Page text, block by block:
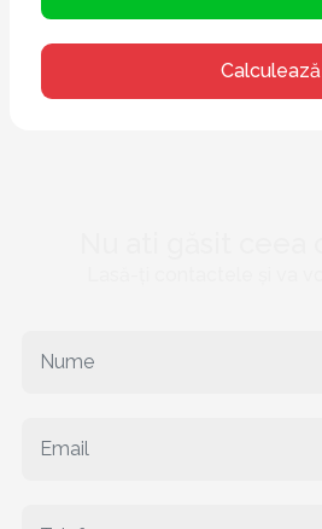
Calculează